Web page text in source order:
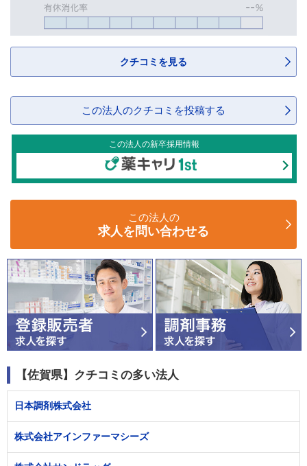
クチコミを見る
この法人のクチコミを投稿する
この法人の新卒採用情報
この法人の
求人を問い合わせる
【佐賀県】クチコミの多い法人
日本調剤株式会社
株式会社アインファーマシーズ